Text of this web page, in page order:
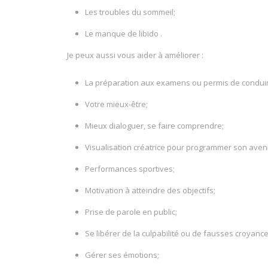
Les troubles du sommeil;
Le manque de libido .
Je peux aussi vous aider à améliorer :
La préparation aux examens ou permis de
Votre mieux-être;
Mieux dialoguer, se faire comprendre;
Visualisation créatrice pour programmer son
Performances sportives;
Motivation à atteindre des objectifs;
Prise de parole en public;
Se libérer de la culpabilité ou de fausses
Gérer ses émotions;